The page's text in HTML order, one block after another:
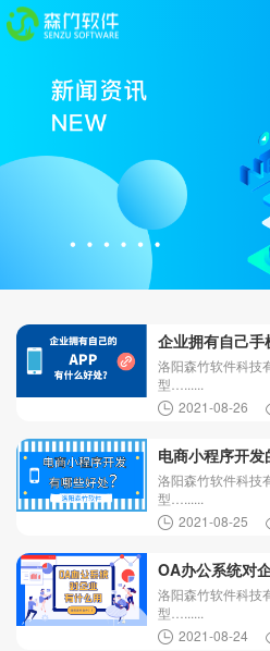
企业拥有自己
洛阳森竹软件科技
型…......
2021-08-26
电商小程序开发
洛阳森竹软件科技
型…......
2021-08-25
OA办公系统对
洛阳森竹软件科技
型…......
2021-08-24